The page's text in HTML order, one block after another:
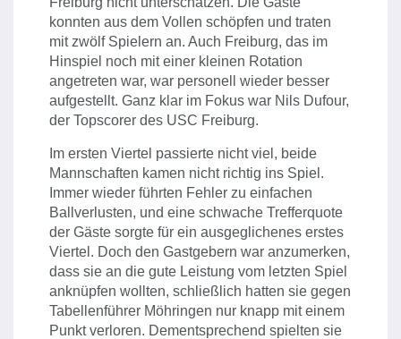
konnten aus dem Vollen schöpfen und traten
mit zwölf Spielern an. Auch Freiburg, das im
Hinspiel noch mit einer kleinen Rotation
angetreten war, war personell wieder besser
aufgestellt. Ganz klar im Fokus war Nils Dufour,
der Topscorer des USC Freiburg.
Im ersten Viertel passierte nicht viel, beide
Mannschaften kamen nicht richtig ins Spiel.
Immer wieder führten Fehler zu einfachen
Ballverlusten, und eine schwache Trefferquote
der Gäste sorgte für ein ausgeglichenes erstes
Viertel. Doch den Gastgebern war anzumerken,
dass sie an die gute Leistung vom letzten Spiel
anknüpfen wollten, schließlich hatten sie gegen
Tabellenführer Möhringen nur knapp mit einem
Punkt verloren. Dementsprechend spielten sie